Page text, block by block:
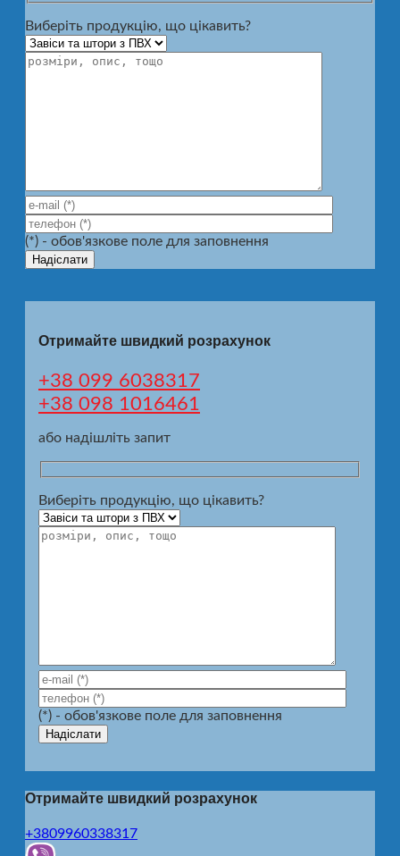
Виберіть продукцію, що цікавить?
(*) - обов'язкове поле для заповнення
Отримайте швидкий розрахунок
+38 099 6038317
+38 098 1016461
або надішліть запит
Виберіть продукцію, що цікавить?
(*) - обов'язкове поле для заповнення
Отримайте швидкий розрахунок
+3809960338317